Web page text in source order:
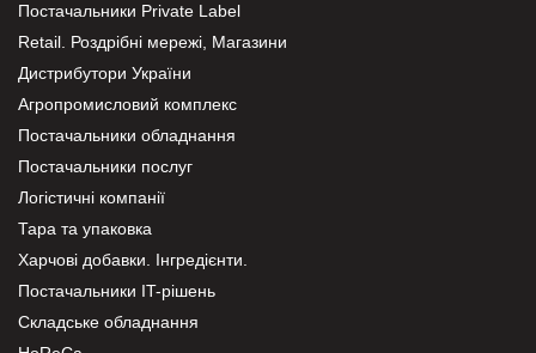
Постачальники Private Label
Retail. Роздрібні мережі, Магазини
Дистрибутори України
Агропромисловий комплекс
Постачальники обладнання
Постачальники послуг
Логістичні компанії
Тара та упаковка
Харчові добавки. Інгредієнти.
Постачальники IT-рішень
Складське обладнання